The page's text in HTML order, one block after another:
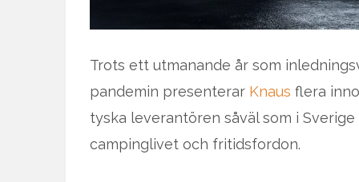
Trots ett utmanande år som
pandemin presenterar Knaus flera
tyska leverantören såväl som i
campinglivet och fritidsfordon.